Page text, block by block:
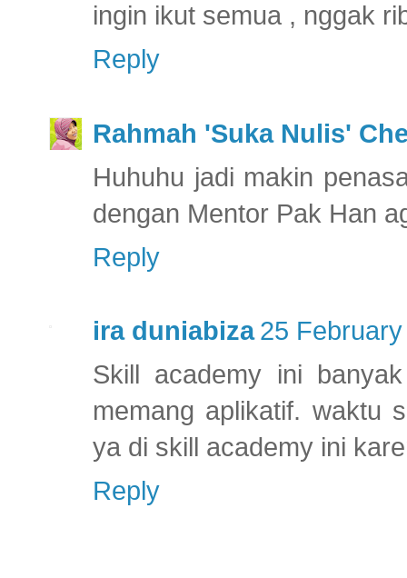
ingin ikut semua , nggak
Reply
Rahmah 'Suka Nulis'
Huhuhu jadi makin
dengan Mentor Pak Han
Reply
ira duniabiza 25
Skill academy ini
memang aplikatif. waktu
ya di skill academy ini
Reply